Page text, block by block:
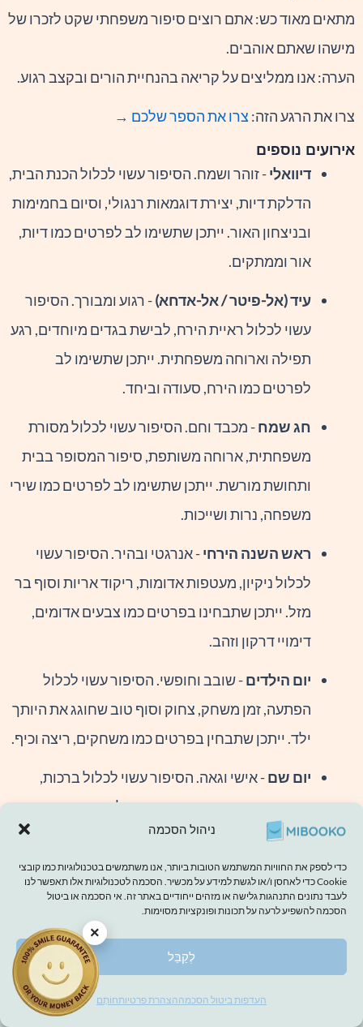
ניהול הסכמה
כדי לספק את החוויות המשתמש הטובות ביותר, אנו משתמשים בטכנולוגיות כמו קובצי
Cookie כדי לאחסן ו/או לגשת למידע על מכשיר. הסכמה לטכנולוגיות אלו תאפשר לנו
לעבד נתונים התנהגות גלישה או מזהים ייחודיים באתר זה. אי הסכמה או ביטול
הסכמה להשפיע לרעה על תכונות ופונקציות מסוימות.
לְקַבֵּל
העדפות ביטול הסכמההצהרת פרטיותחוֹתָם
מתאים מאוד כש: אתם רוצים סיפור משפחתי שקט לזכרו של
מישהו שאתם אוהבים.
הערה: אנו ממליצים על קריאה בהנחיית הורים ובקצב רגוע.
צרו את הרגע הזה: צרו את הספר שלכם →
אירועים נוספים
דיוואלי- זוהר ושמח. הסיפור עשוי לכלול הכנת הבית,
הדלקת דיות, יצירת דוגמאות רנגולי, וסיום בחמימות
ובניצחון האור. ייתכן שתשימו לב לפרטים כמו דיות,
אור וממתקים.
עיד (אל-פיטר / אל-אדחא)- רגוע ומבורך. הסיפור
עשוי לכלול ראיית הירח, לבישת בגדים מיוחדים, רגע
תפילה וארוחה משפחתית. ייתכן שתשימו לב
לפרטים כמו הירח, סעודה וביחד.
חג שמח- מכבד וחם. הסיפור עשוי לכלול מסורת
משפחתית, ארוחה משותפת, סיפור המסופר בבית
ותחושת מורשת. ייתכן שתשימו לב לפרטים כמו שירי
משפחה, נרות ושייכות.
ראש השנה הירחי- אנרגטי ובהיר. הסיפור עשוי
לכלול ניקיון, מעטפות אדומות, ריקוד אריות וסוף בר
מזל. ייתכן שתבחינו בפרטים כמו צבעים אדומים,
דימויי דרקון וזהב.
יום הילדים- שובב וחופשי. הסיפור עשוי לכלול
הפתעה, זמן משחק, צחוק וסוף טוב שחוגג את היותך
ילד. ייתכן שתבחין בפרטים כמו משחקים, ריצה וכיף.
יום שם- אישי וגאה. הסיפור עשוי לכלול ברכות,
משמעות השם, פינוק קטן ורגע של זהות. ייתכן
שתשימו לב לפרטים כמו "השם שלך", "אתה מיוחד"
ותשומת לב משפחתית.
צור את הספר שלך →
×